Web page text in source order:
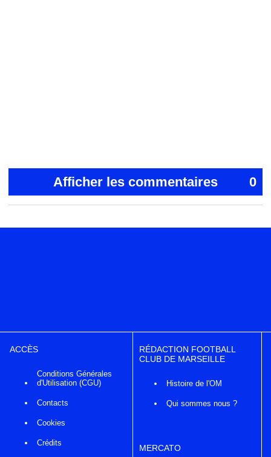
Afficher les commentaires 0
ACCÈS
Conditions Générales
d'Utilisation (CGU)
Contacts
Cookies
Crédits
RÉDACTION FOOTBALL
CLUB DE MARSEILLE
Histoire de l'OM
Qui sommes nous ?
MERCATO